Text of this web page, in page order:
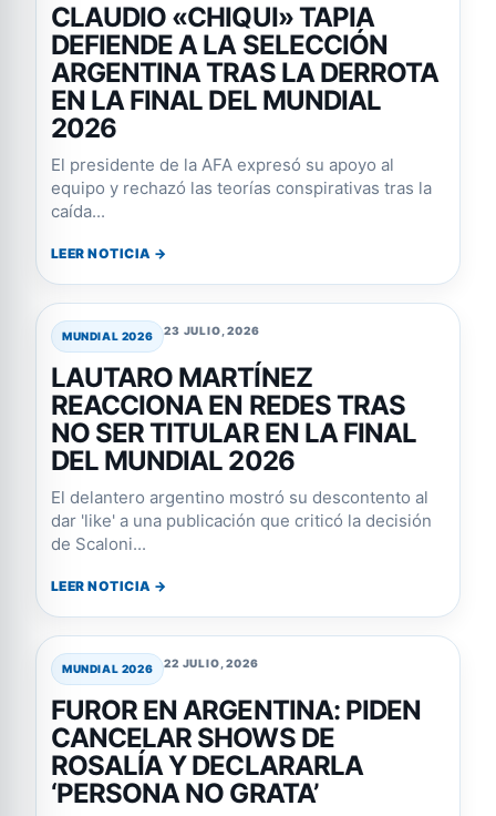
CLAUDIO «CHIQUI» TAPIA
DEFIENDE A LA SELECCIÓN
ARGENTINA TRAS LA DERROTA
EN LA FINAL DEL MUNDIAL
2026
El presidente de la AFA expresó su apoyo al
equipo y rechazó las teorías conspirativas tras la
caída...
LEER NOTICIA →
MUNDIAL 2026 23 JULIO, 2026
LAUTARO MARTÍNEZ
REACCIONA EN REDES TRAS
NO SER TITULAR EN LA FINAL
DEL MUNDIAL 2026
El delantero argentino mostró su descontento al
dar 'like' a una publicación que criticó la decisión
de Scaloni...
LEER NOTICIA →
MUNDIAL 2026 22 JULIO, 2026
FUROR EN ARGENTINA: PIDEN
CANCELAR SHOWS DE
ROSALÍA Y DECLARARLA
‘PERSONA NO GRATA’